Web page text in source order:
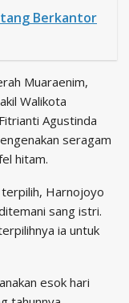
Berkantor
Muaraenim,
Walikota
Agustinda
seragam
hitam.
Harnojoyo
sang istri.
ia untuk
esok hari